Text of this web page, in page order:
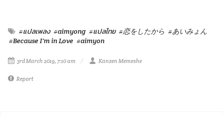
#แปลเพลง #aimyong #แปลไทย #恋をしたから #あいみょん
#Because I'm in Love #aimyon
3rd March 2019, 7:10 am Kanzen Memeshe
Report